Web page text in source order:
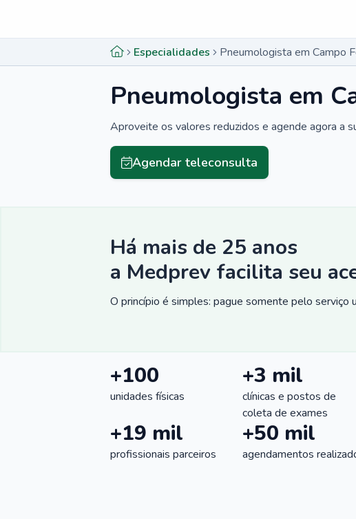
Especialidades Pneumologista em Campo
Pneumologista em
Aproveite os valores reduzidos e agende agora a
Agendar teleconsulta
Há mais de 25 anos
a Medprev facilita seu
O princípio é simples: pague somente pelo serviço
+100
unidades físicas
+3 mil
clínicas e postos de
coleta de exames
+19 mil
profissionais parceiros
+50 mil
agendamentos